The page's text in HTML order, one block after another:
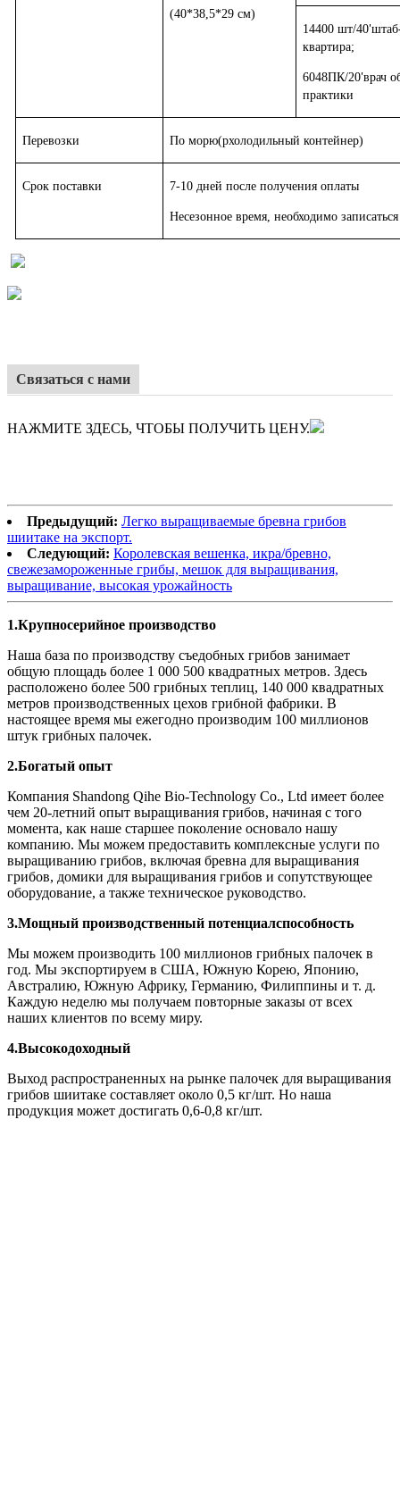
(40*38,5*29 см)
14400 шт/40'
квартира;
6048ПК/20'врач
практики
Перевозки По морю(рхолодильный контейнер)
Срок поставки 7-10 дней после получения оплаты
Несезонное время, необходимо
Связаться с нами
НАЖМИТЕ ЗДЕСЬ, ЧТОБЫ ПОЛУЧИТЬ ЦЕНУ.
Предыдущий: Легко выращиваемые бревна грибов
шиитаке на экспорт.
Следующий: Королевская вешенка, икра/бревно,
свежезамороженные грибы, мешок для выращивания,
выращивание, высокая урожайность
1.Крупносерийное производство
Наша база по производству съедобных грибов занимает
общую площадь более 1 000 500 квадратных метров. Здесь
расположено более 500 грибных теплиц, 140 000 квадратных
метров производственных цехов грибной фабрики. В
настоящее время мы ежегодно производим 100 миллионов
штук грибных палочек.
2.Богатый опыт
Компания Shandong Qihe Bio-Technology Co., Ltd имеет более
чем 20-летний опыт выращивания грибов, начиная с того
момента, как наше старшее поколение основало нашу
компанию. Мы можем предоставить комплексные услуги по
выращиванию грибов, включая бревна для выращивания
грибов, домики для выращивания грибов и сопутствующее
оборудование, а также техническое руководство.
3.Мощный производственный потенциалспособность
Мы можем производить 100 миллионов грибных палочек в
год. Мы экспортируем в США, Южную Корею, Японию,
Австралию, Южную Африку, Германию, Филиппины и т. д.
Каждую неделю мы получаем повторные заказы от всех
наших клиентов по всему миру.
4.Высокодоходный
Выход распространенных на рынке палочек для выращивания
грибов шиитаке составляет около 0,5 кг/шт. Но наша
продукция может достигать 0,6-0,8 кг/шт.